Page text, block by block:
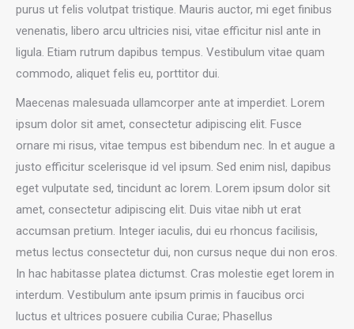
purus ut felis volutpat tristique. Mauris auctor, mi eget finibus
venenatis, libero arcu ultricies nisi, vitae efficitur nisl ante in
ligula. Etiam rutrum dapibus tempus. Vestibulum vitae quam
commodo, aliquet felis eu, porttitor dui.
Maecenas malesuada ullamcorper ante at imperdiet. Lorem
ipsum dolor sit amet, consectetur adipiscing elit. Fusce
ornare mi risus, vitae tempus est bibendum nec. In et augue a
justo efficitur scelerisque id vel ipsum. Sed enim nisl, dapibus
eget vulputate sed, tincidunt ac lorem. Lorem ipsum dolor sit
amet, consectetur adipiscing elit. Duis vitae nibh ut erat
accumsan pretium. Integer iaculis, dui eu rhoncus facilisis,
metus lectus consectetur dui, non cursus neque dui non eros.
In hac habitasse platea dictumst. Cras molestie eget lorem in
interdum. Vestibulum ante ipsum primis in faucibus orci
luctus et ultrices posuere cubilia Curae; Phasellus